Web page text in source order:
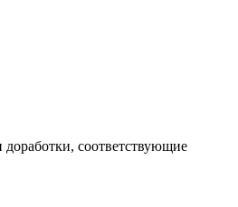
соответствующие